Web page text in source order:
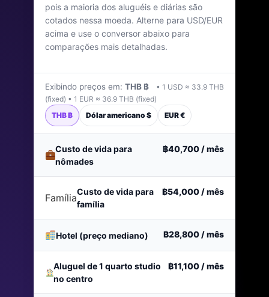
Última atualização: janeiro de 2026
pois a maioria dos aluguéis e diárias são
cotados nessa moeda. Alterne para USD/EUR
acima e use o conversor abaixo para
comparações mais detalhadas.
Exibindo preços em: THB ฿
• 1 USD ≈ 33.9 THB
(fixed) • 1 EUR ≈ 36.9 THB (fixed)
THB ฿
Dólar americano $ EUR €
Custo de vida para
nômades
฿40,700 / mês
Família
Custo de vida para
família
฿54,000 / mês
Hotel (preço mediano) ฿28,800 / mês
Aluguel de 1 quarto studio
no centro
฿11,100 / mês